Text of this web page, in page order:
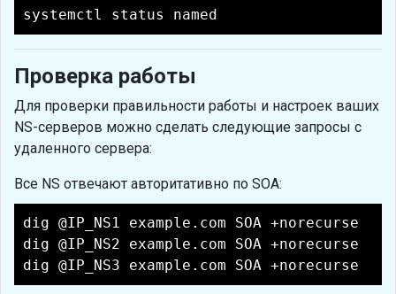
systemctl status named
Проверка работы
Для проверки правильности работы и настроек ваших
NS-серверов можно сделать следующие запросы с
удаленного сервера:
Все NS отвечают авторитативно по SOA:
dig @IP_NS1 example.com SOA +norecurse
dig @IP_NS2 example.com SOA +norecurse
dig @IP_NS3 example.com SOA +norecurse